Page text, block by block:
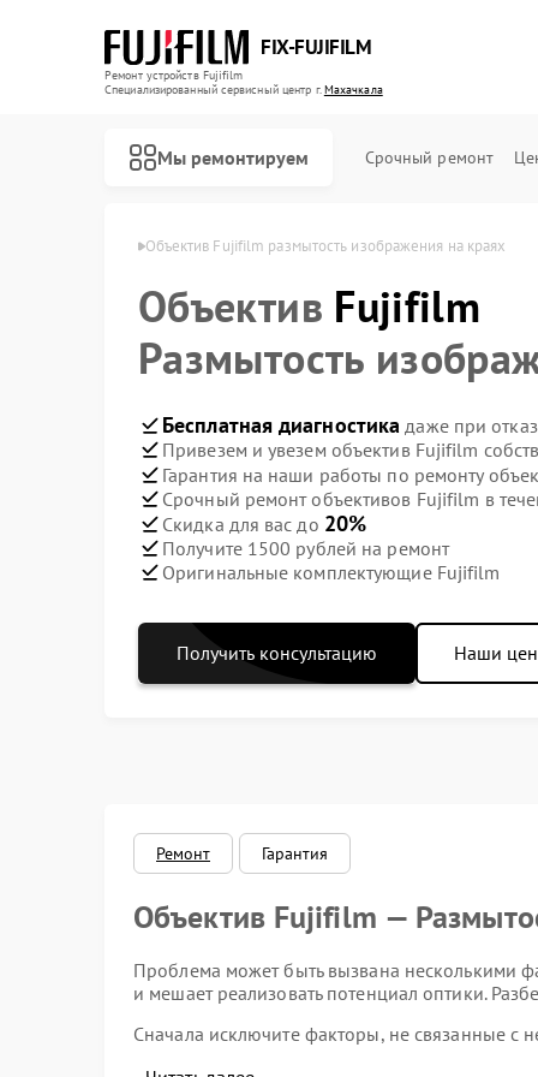
FIX-FUJIFILM
Ремонт устройств Fujifilm
Специализированный cервисный центр г.Махачкала
Мы ремонтируем Срочный ремонт
Объектив Fujifilm размытость изображения на краях
Объектив Fujifilm
Размытость
Бесплатная диагностика даже при
Привезем и увезем объектив Fujifilm
Гарантия на наши работы по ремонту
Срочный ремонт объективов Fujifilm в
Скидка для вас до 20%
Получите 1500 рублей на ремонт
Оригинальные комплектующие Fujifilm
Получить консультацию Наши
Ремонт Гарантия
Объектив Fujifilm —
Проблема может быть вызвана несколькими
и мешает реализовать потенциал оптики.
Сначала исключите факторы, не связанные с